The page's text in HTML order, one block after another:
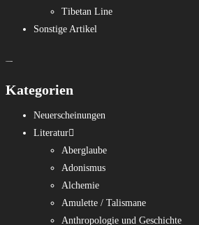
Tibetan Line
Sonstige Artikel
Kategorien
Neuerscheinungen
Literatur
Aberglaube
Adonismus
Alchemie
Amulette / Talismane
Anthropologie und Geschichte